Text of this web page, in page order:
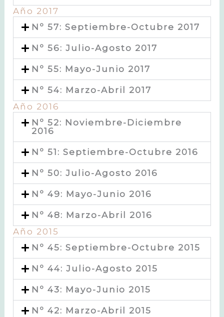
Año 2017
Nº 57: Septiembre-Octubre 2017
Nº 56: Julio-Agosto 2017
Nº 55: Mayo-Junio 2017
Nº 54: Marzo-Abril 2017
Año 2016
Nº 52: Noviembre-Diciembre
2016
Nº 51: Septiembre-Octubre 2016
Nº 50: Julio-Agosto 2016
Nº 49: Mayo-Junio 2016
Nº 48: Marzo-Abril 2016
Año 2015
Nº 45: Septiembre-Octubre 2015
Nº 44: Julio-Agosto 2015
Nº 43: Mayo-Junio 2015
Nº 42: Marzo-Abril 2015